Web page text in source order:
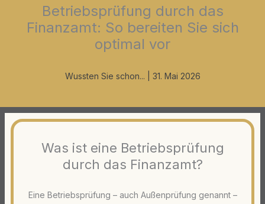
Betriebsprüfung durch das
Finanzamt: So bereiten Sie sich
optimal vor
Wussten Sie schon... 31. Mai 2026
Was ist eine Betriebsprüfung
durch das Finanzamt?
Eine Betriebsprüfung – auch Außenprüfung genannt –